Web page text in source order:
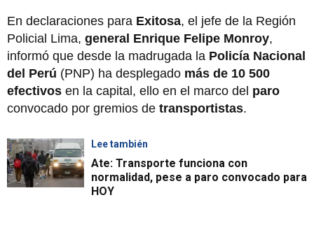
En declaraciones para Exitosa, el jefe de la Región
Policial Lima, general Enrique Felipe Monroy,
informó que desde la madrugada la Policía Nacional
del Perú (PNP) ha desplegado más de 10 500
efectivos en la capital, ello en el marco del paro
convocado por gremios de transportistas.
Lee también
Ate: Transporte funciona con
normalidad, pese a paro convocado para
HOY